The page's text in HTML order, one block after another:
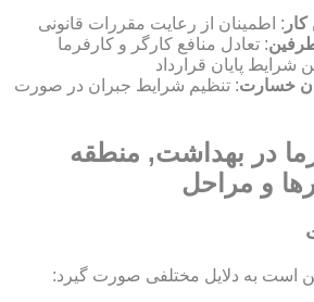
: اطمینان از رعایت مقررات قانونی
: تعادل منافع کارگر و کارفرما
شرایط پایان قرارداد
خسارت: تنظیم شرایط جبران در صورت
در بهداشت, منطقه
و مراحل
است به دلایل مختلفی صورت گیرد: